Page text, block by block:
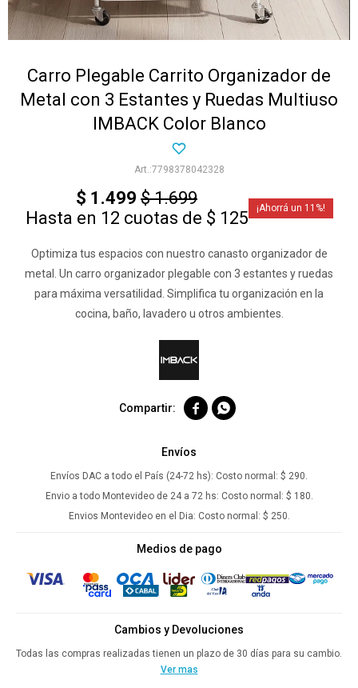
Carro Plegable Carrito Organizador de
Metal con 3 Estantes y Ruedas Multiuso
IMBACK Color Blanco
7798378042328
$ 1.499 $ 1.699
Hasta en 12 cuotas de $ 125
11
Optimiza tus espacios con nuestro canasto organizador de
metal. Un carro organizador plegable con 3 estantes y ruedas
para máxima versatilidad. Simplifica tu organización en la
cocina, baño, lavadero u otros ambientes.
 
Envíos
Envíos DAC a todo el País (24-72 hs): Costo normal: $ 290.
Envio a todo Montevideo de 24 a 72 hs: Costo normal: $ 180.
Envios Montevideo en el Dia: Costo normal: $ 250.
Medios de pago
Cambios y Devoluciones
Todas las compras realizadas tienen un plazo de 30 días para su cambio.
Ver mas